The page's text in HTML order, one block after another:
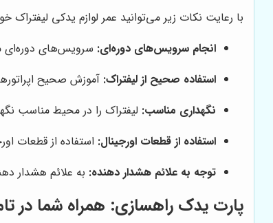
با رعایت نکات زیر می‌توانید عمر لوازم یدکی لیفتراک
انجام سرویس‌های دوره‌ای: سرویس‌های دوره‌ای
استفاده صحیح از لیفتراک: آموزش صحیح
نگهداری مناسب: لیفتراک را در محیط مناسب
استفاده از قطعات اورجینال: استفاده از قطعات
توجه به علائم هشدار دهنده: به علائم هشدار
پارت یدک راهسازی: همراه شما در